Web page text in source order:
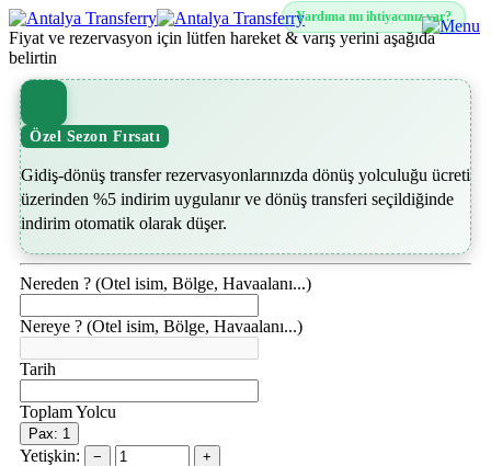
Yardıma mı ihtiyacınız var?
Fiyat ve rezervasyon için lütfen hareket & varış yerini aşağıda
belirtin
Özel Sezon Fırsatı
Gidiş-dönüş transfer rezervasyonlarınızda dönüş yolculuğu ücreti
üzerinden %5 indirim uygulanır ve dönüş transferi seçildiğinde
indirim otomatik olarak düşer.
Nereden ? (Otel isim, Bölge, Havaalanı...)
Nereye ? (Otel isim, Bölge, Havaalanı...)
Tarih
Toplam Yolcu
Pax: 1
Yetişkin: − +